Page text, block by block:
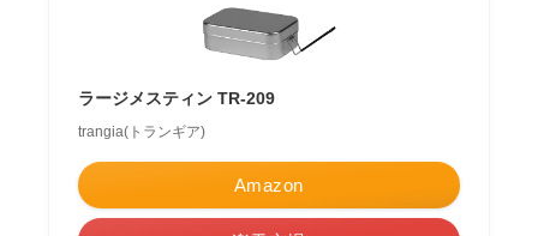
ラージメスティン TR-209
trangia(トランギア)
Amazon